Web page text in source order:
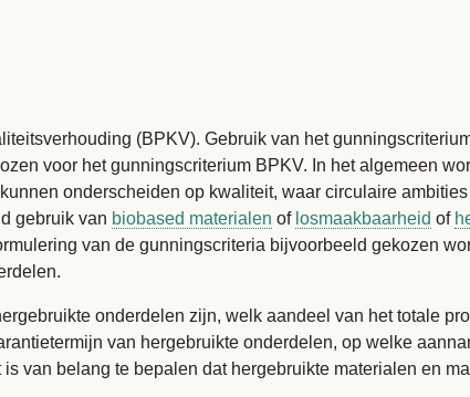
(BPKV). Gebruik van het
voor het gunningscriterium BPKV. In het algemeen
onderscheiden op kwaliteit, waar circulaire
gebruik van biobased materialen of losmaakbaarheid of
van de gunningscriteria bijvoorbeeld gekozen
onderdelen zijn, welk aandeel van het totale
van hergebruikte onderdelen, op welke
van belang te bepalen dat hergebruikte materialen en